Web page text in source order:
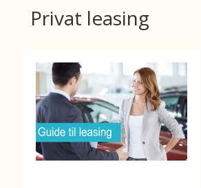
Privat leasing